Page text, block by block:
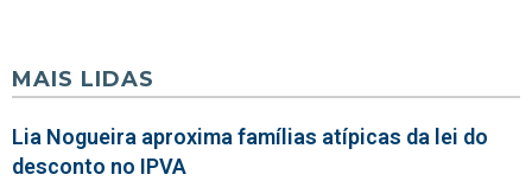
MAIS LIDAS
Lia Nogueira aproxima famílias atípicas da lei do
desconto no IPVA